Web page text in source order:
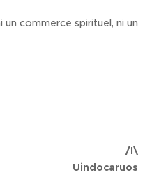
un commerce spirituel, ni un
/I\
Uindocaruos